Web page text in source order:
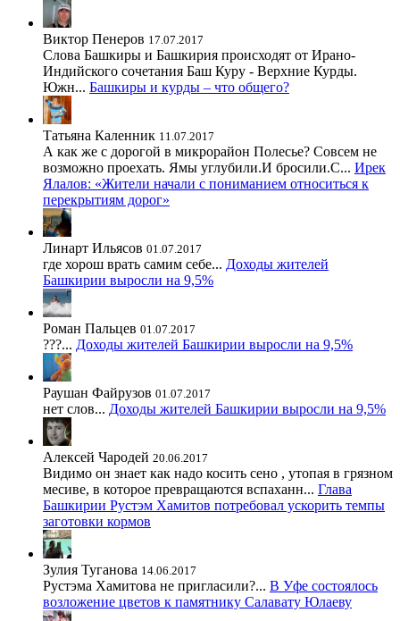
Виктор Пенеров 17.07.2017
Слова Башкиры и Башкирия происходят от Ирано-
Индийского сочетания Баш Куру - Верхние Курды.
Южн... Башкиры и курды – что общего?
Татьяна Каленник 11.07.2017
А как же с дорогой в микрорайон Полесье? Совсем не
возможно проехать. Ямы углубили.И бросили.С... Ирек
Ялалов: «Жители начали с пониманием относиться к
перекрытиям дорог»
Линарт Ильясов 01.07.2017
где хорош врать самим себе... Доходы жителей
Башкирии выросли на 9,5%
Роман Пальцев 01.07.2017
???... Доходы жителей Башкирии выросли на 9,5%
Раушан Файрузов 01.07.2017
нет слов... Доходы жителей Башкирии выросли на 9,5%
Алексей Чародей 20.06.2017
Видимо он знает как надо косить сено , утопая в грязном
месиве, в которое превращаются вспаханн... Глава
Башкирии Рустэм Хамитов потребовал ускорить темпы
заготовки кормов
Зулия Туганова 14.06.2017
Рустэма Хамитова не пригласили?... В Уфе состоялось
возложение цветов к памятнику Салавату Юлаеву